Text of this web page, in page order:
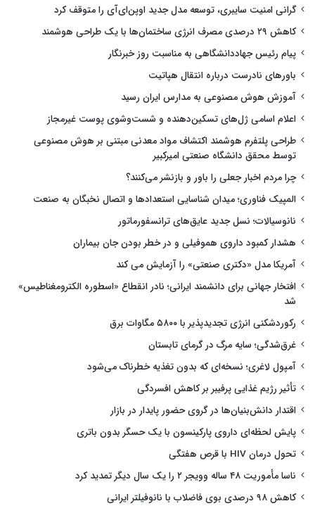
گرانی امنیت سایبری، توسعه مدل جدید اوپن‌ای‌آی را متوقف کرد
کاهش ۲۹ درصدی مصرف انرژی ساختمان‌ها با یک طراحی هوشمند
پیام رئیس جهاددانشگاهی به مناسبت روز خبرنگار
باورهای نادرست درباره انتقال هپاتیت
آموزش هوش مصنوعی به مدارس ایران رسید
اعلام اسامی ژل‌های تسکین‌دهنده و شست‌وشوی پوست غیرمجاز
طراحی پلتفرم هوشمند اکتشاف مواد معدنی مبتنی بر هوش مصنوعی
توسط محقق دانشگاه صنعتی امیرکبیر
چرا مردم اخبار جعلی را باور و بازنشر می‌کنند؟
المپیک فناوری؛ میدان شناسایی استعدادها و اتصال نخبگان به صنعت
نانوسیالات؛ نسل جدید عایق‌های ترانسفورماتور
هشدار کمبود داروی هموفیلی و در خطر بودن جان بیماران
آمریکا مدل «دکتری صنعتی» را آزمایش می کند
افتخار جهانی برای دانشمند ایرانی؛ نادر انقطاع «اسطوره الکترومغناطیس»
شد
رکوردشکنی انرژی تجدیدپذیر با ۵۸۰۰ مگاوات برق
غرق‌شدگی؛ سایه مرگ در گرمای تابستان
آمپول لاغری؛ نسخه‌ای که بدون تغذیه خطرناک می‌شود
تأثیر رژیم غذایی پرفیبر بر کاهش افسردگی
اقتدار دانش‌بنیان‌ها در گروی حضور پایدار در بازار
پایش لحظه‌ای داروی پارکینسون با یک حسگر بدون باتری
تحول درمان HIV با قرص هفتگی
ناسا مأموریت ۴۸ ساله وویجر ۲ را یک سال دیگر تمدید کرد
کاهش ۹۸ درصدی بوی فاضلاب با نانوفیلتر ایرانی